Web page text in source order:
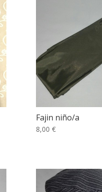
Fajin niño/a
8,00 €